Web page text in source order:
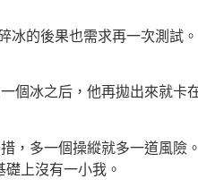
的後果也需求再一次測試。
個冰之后，他再拋出來就卡
，多一個操縱就多一道風險
上沒有一小我。